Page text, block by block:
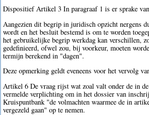
Dispositief Artikel 3 In paragraaf 1 is er sprake
Aangezien dit begrip in juridisch opzicht nergens
wordt en het besluit bestemd is om te worden
het gebruikelijke begrip werkdag kan verschillen,
gedefinieerd, ofwel zou, bij voorkeur, moeten
termijn berekend in "dagen".
Deze opmerking geldt eveneens voor het vervolg
Artikel 6 De vraag rijst wat zoal valt onder de in
vermelde verplichting om in het dossier van
Kruispuntbank "de volmachten waarmee de in
vergezeld gaan" op te nemen.